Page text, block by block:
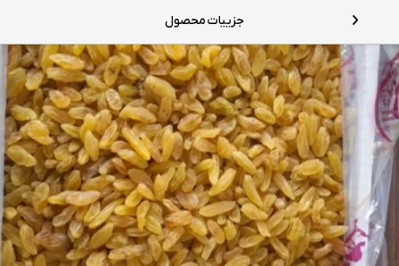
جزییات محصول